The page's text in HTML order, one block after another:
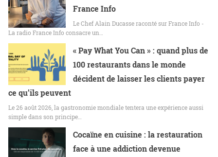
France Info
Le Chef Alain Ducasse raconté sur France Info -
La radio France Info consacre un…
« Pay What You Can » : quand plus de
100 restaurants dans le monde
décident de laisser les clients payer
ce qu’ils peuvent
Le 26 août 2026, la gastronomie mondiale tentera une expérience aussi
simple dans son principe…
Cocaïne en cuisine : la restauration
face à une addiction devenue